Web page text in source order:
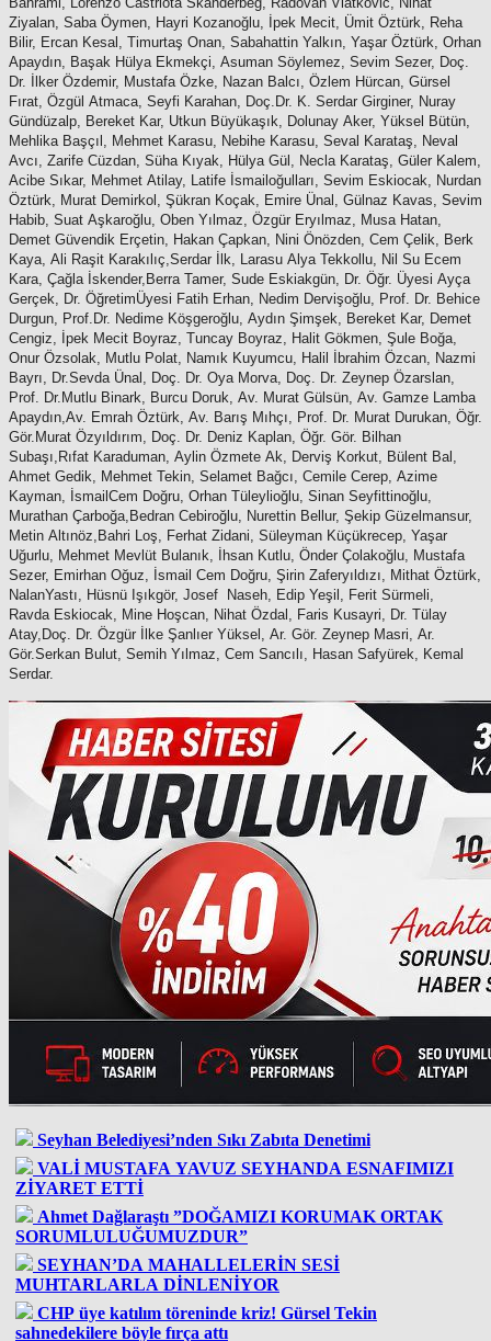
Ziyalan, Saba Öymen, Hayri Kozanoğlu, İpek Mecit, Ümit Öztürk, Reha
Bilir, Ercan Kesal, Timurtaş Onan, Sabahattin Yalkın, Yaşar Öztürk, Orhan
Apaydın, Başak Hülya Ekmekçi, Asuman Söylemez, Sevim Sezer, Doç.
Dr. İlker Özdemir, Mustafa Özke, Nazan Balcı, Özlem Hürcan, Gürsel
Fırat, Özgül Atmaca, Seyfi Karahan, Doç. Dr. K. Serdar Girginer, Nuray
Gündüzalp, Bereket Kar, Utkun Büyükaşık, Dolunay Aker, Yüksel Bütün,
Mehlika Başçıl, Mehmet Karasu, Nebihe Karasu, Seval Karataş, Neval
Avcı, Zarife Cüzdan, Süha Kıyak, Hülya Gül, Necla Karataş, Güler Kalem,
Acibe Sıkar, Mehmet Atilay, Latife İsmailoğulları, Sevim Eskiocak, Nurdan
Öztürk, Murat Demirkol, Şükran Koçak, Emire Ünal, Gülnaz Kavas, Sevim
Habib, Suat Aşkaroğlu, Oben Yılmaz, Özgür Eryılmaz, Musa Hatan,
Demet Güvendik Erçetin, Hakan Çapkan, Nini Önözden, Cem Çelik, Berk
Kaya, Ali Raşit Karakılıç, Serdar İlk, Larasu Alya Tekkollu, Nil Su Ecem
Kara, Çağla İskender, Berra Tamer, Sude Eskiakgün, Dr. Öğr. Üyesi Ayça
Gerçek, Dr. ÖğretimÜyesi Fatih Erhan, Nedim Dervişoğlu, Prof. Dr. Behice
Durgun, Prof. Dr. Nedime Köşgeroğlu, Aydın Şimşek, Bereket Kar, Demet
Cengiz, İpek Mecit Boyraz, Tuncay Boyraz, Halit Gökmen, Şule Boğa,
Onur Özsolak, Mutlu Polat, Namık Kuyumcu, Halil İbrahim Özcan, Nazmi
Bayrı, Dr. Sevda Ünal, Doç. Dr. Oya Morva, Doç. Dr. Zeynep Özarslan,
Prof. Dr. Mutlu Binark, Burcu Doruk, Av. Murat Gülsün, Av. Gamze Lamba
Apaydın, Av. Emrah Öztürk, Av. Barış Mıhçı, Prof. Dr. Murat Durukan, Öğr.
Gör. Murat Özyıldırım, Doç. Dr. Deniz Kaplan, Öğr. Gör. Bilhan
Subaşı, Rıfat Karaduman, Aylin Özmete Ak, Derviş Korkut, Bülent Bal,
Ahmet Gedik, Mehmet Tekin, Selamet Bağcı, Cemile Cerep, Azime
Kayman, İsmailCem Doğru, Orhan Tüleylioğlu, Sinan Seyfittinoğlu,
Murathan Çarboğa, Bedran Cebiroğlu, Nurettin Bellur, Şekip Güzelmansur,
Metin Altınöz, Bahri Loş, Ferhat Zidani, Süleyman Küçükrecep, Yaşar
Uğurlu, Mehmet Mevlüt Bulanık, İhsan Kutlu, Önder Çolakoğlu, Mustafa
Sezer, Emirhan Oğuz, İsmail Cem Doğru, Şirin Zaferyıldızı, Mithat Öztürk,
NalanYastı, Hüsnü Işıkgör, Josef Naseh, Edip Yeşil, Ferit Sürmeli,
Ravda Eskiocak, Mine Hoşcan, Nihat Özdal, Faris Kusayri, Dr. Tülay
Atay, Doç. Dr. Özgür İlke Şanlıer Yüksel, Ar. Gör. Zeynep Masri, Ar.
Gör. Serkan Bulut, Semih Yılmaz, Cem Sancılı, Hasan Safyürek, Kemal
Serdar.
Seyhan Belediyesi’nden Sıkı Zabıta Denetimi
VALİ MUSTAFA YAVUZ SEYHANDA ESNAFIMIZI
ZİYARET ETTİ
Ahmet Dağlaraştı ”DOĞAMIZI KORUMAK ORTAK
SORUMLULUĞUMUZDUR”
SEYHAN’DA MAHALLELERİN SESİ
MUHTARLARLA DİNLENİYOR
CHP üye katılım töreninde kriz! Gürsel Tekin
sahnedekilere böyle fırça attı